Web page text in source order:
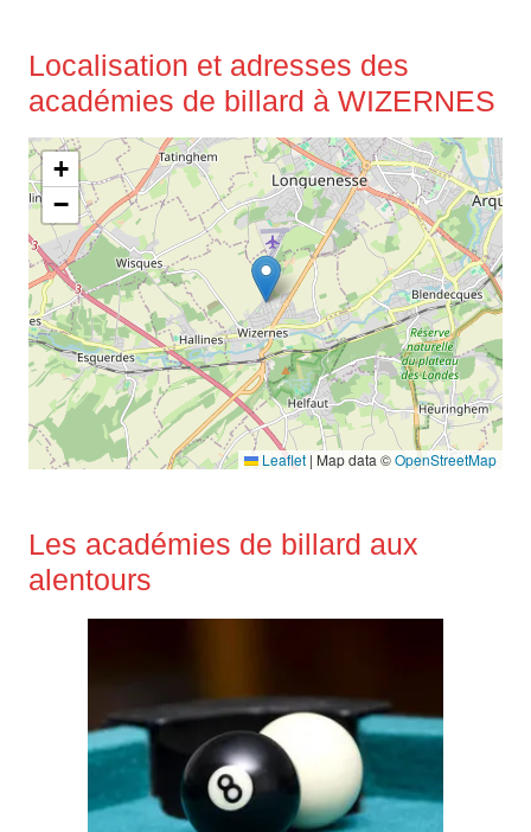
Localisation et adresses des
académies de billard à WIZERNES
+
−
Leaflet | Map data ©OpenStreetMap
Les académies de billard aux
alentours